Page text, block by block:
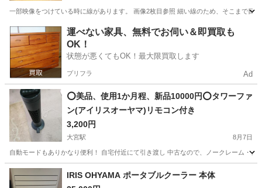
一部映像をつけている時に線があります。 画像2枚目参照 細い線のため、そこまで目
埼玉 さいたま市 武蔵浦和駅 テレビ
運べない家具、無料でお伺い＆即買取も
OK！
状態が悪くてもOK！最大限買取します
プリフラ Ad
⭕美品、使用1か月程、新品10000円⭕タワーファ
ン(アイリスオーヤマ)リモコン付き
3,200円
大宮駅 8月7日
自動モードもありかなり便利！ 自宅付近にて引き渡し 中古なので、ノークレーム・ノ
埼玉 さいたま市 季節、空調家電
IRIS OHYAMA ポータブルクーラー 本体